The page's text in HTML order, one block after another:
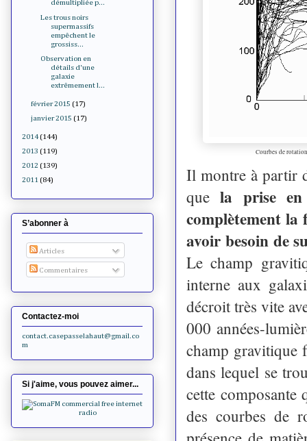
Courbes de
Il montre à partir
quela prise
complètement la
avoir besoin de
Le champ
interne aux
décroit très vite
000 années-
champ gravitique
dans lequel se
cette
des courbes de
démultipliée p...
Les trous noirs
supermassifs
empêchent le
grossiss...
Observation en
détails d'une
galaxie
extrêmement l...
février 2015 (17)
janvier 2015 (17)
2014 (144)
2013 (119)
2012 (139)
2011 (84)
S’abonner à
Articles
Commentaires
Contactez-moi
contact.casepasselahaut@gmail.co
m
Si j'aime, vous pouvez aimer...